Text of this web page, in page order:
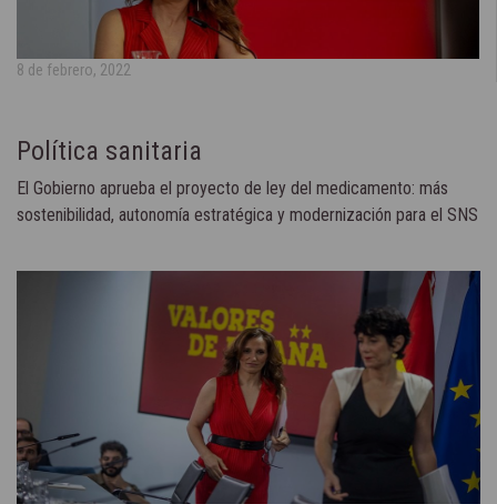
8 de febrero, 2022
Política sanitaria
El Gobierno aprueba el proyecto de ley del medicamento: más
sostenibilidad, autonomía estratégica y modernización para el SNS